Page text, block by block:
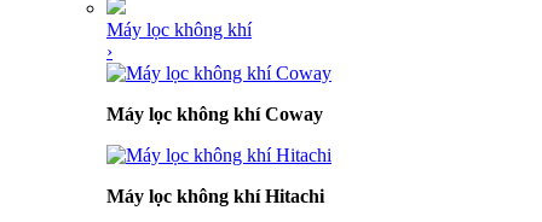
Máy lọc không khí
›
Máy lọc không khí Coway
Máy lọc không khí Hitachi